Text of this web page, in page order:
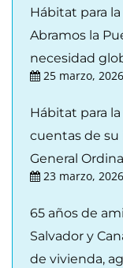
Hábitat para
Abramos la
necesidad
25 marzo, 2026
Hábitat para
cuentas de su
General
23 marzo, 2026
65 años de
Salvador y
de vivienda,